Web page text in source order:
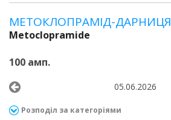
МЕТОКЛОПРАМІД-ДАРНИЦЯ
Metoclopramide
100 амп.
05.06.2026
Розподіл за категоріями